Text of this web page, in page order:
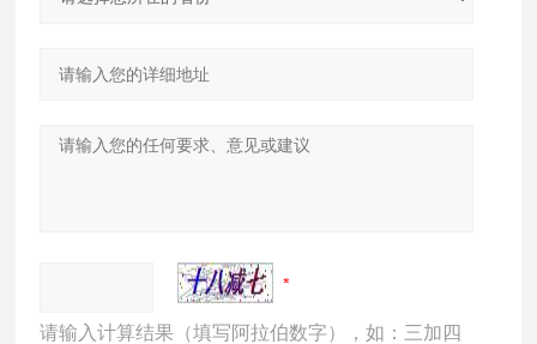
请输入计算结果（填写阿拉伯数字），如：三加四